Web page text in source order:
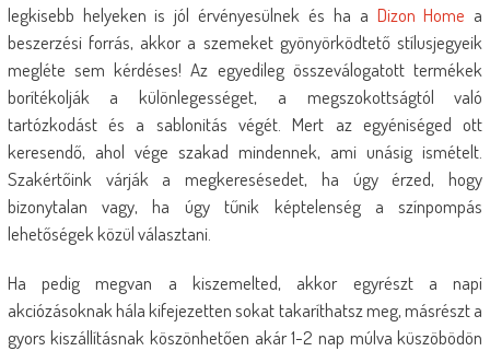
legkisebb helyeken is jól érvényesülnek és ha a Dizon Home a
beszerzési forrás, akkor a szemeket gyönyörködtető stílusjegyeik
megléte sem kérdéses! Az egyedileg összeválogatott termékek
borítékolják a különlegességet, a megszokottságtól való
tartózkodást és a sablonitás végét. Mert az egyéniséged ott
keresendő, ahol vége szakad mindennek, ami unásig ismételt.
Szakértőink várják a megkeresésedet, ha úgy érzed, hogy
bizonytalan vagy, ha úgy tűnik képtelenség a színpompás
lehetőségek közül választani.
Ha pedig megvan a kiszemelted, akkor egyrészt a napi
akciózásoknak hála kifejezetten sokat takaríthatsz meg, másrészt a
gyors kiszállításnak köszönhetően akár 1-2 nap múlva küszöbödön